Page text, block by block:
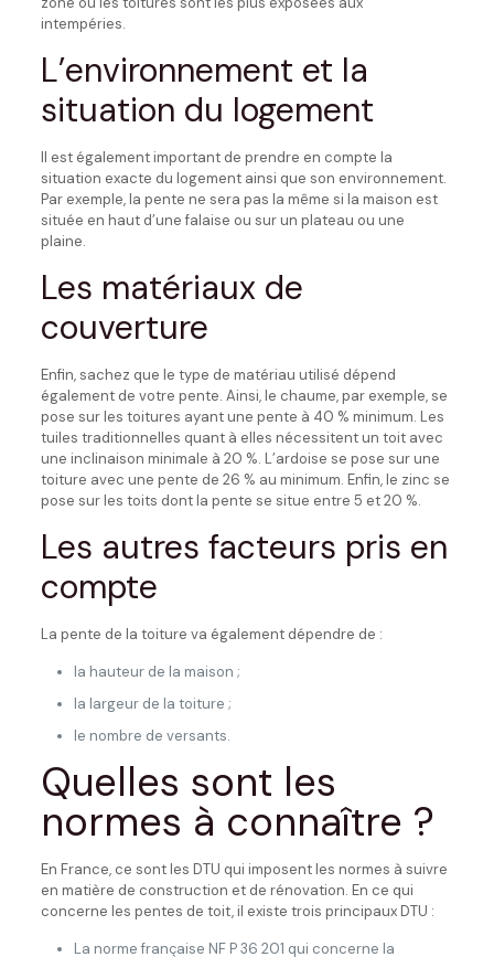
intempéries.
L’environnement et la
situation du logement
Il est également important de prendre en compte la
situation exacte du logement ainsi que son environnement.
Par exemple, la pente ne sera pas la même si la maison est
située en haut d’une falaise ou sur un plateau ou une
plaine.
Les matériaux de
couverture
Enfin, sachez que le type de matériau utilisé dépend
également de votre pente. Ainsi, le chaume, par exemple, se
pose sur les toitures ayant une pente à 40 % minimum. Les
tuiles traditionnelles quant à elles nécessitent un toit avec
une inclinaison minimale à 20 %. L’ardoise se pose sur une
toiture avec une pente de 26 % au minimum. Enfin, le zinc se
pose sur les toits dont la pente se situe entre 5 et 20 %.
Les autres facteurs pris en
compte
La pente de la toiture va également dépendre de :
la hauteur de la maison ;
la largeur de la toiture ;
le nombre de versants.
Quelles sont les
normes à connaître ?
En France, ce sont les DTU qui imposent les normes à suivre
en matière de construction et de rénovation. En ce qui
concerne les pentes de toit, il existe trois principaux DTU :
La norme française NF P 36 201 qui concerne la